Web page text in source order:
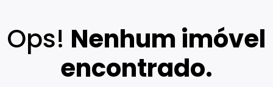
Ops! Nenhum imóvel
encontrado.